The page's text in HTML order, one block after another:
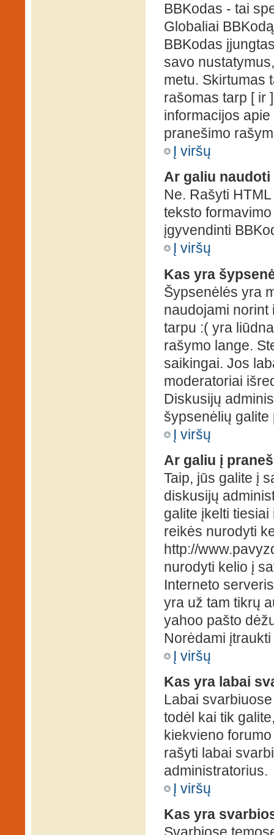
BBKodas - tai
Globaliai
BBKodas
savo
metu. Skirtumas
rašomas tarp [ ir
informacijos
pranešimo
Į viršų
Ar galiu naudoti
Ne. Rašyti
teksto
įgyvendinti
Į viršų
Kas yra
Šypsenėlės yra
naudojami norint
tarpu :( yra
rašymo lange.
saikingai. Jos
moderatoriai
Diskusijų
šypsenėlių galite
Į viršų
Ar galiu į
Taip, jūs galite į
diskusijų
galite įkelti
reikės nurodyti
http://
nurodyti kelio į
Interneto
yra už tam tikrų
yahoo pašto
Norėdami
Į viršų
Kas yra labai
Labai
todėl kai tik
kiekvieno
rašyti labai
administratorius.
Į viršų
Kas yra